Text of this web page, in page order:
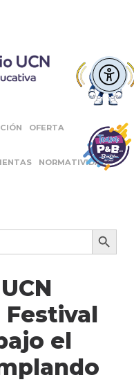
OFERTA
NORMATIVIDAD
Botón
Festival
el